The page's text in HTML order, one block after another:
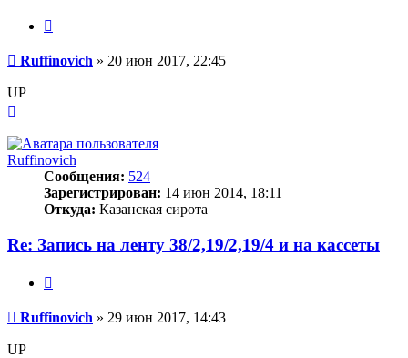
Сообщение
Ruffinovich » 20 июн 2017, 22:45
UP
началу
Ruffinovich
Сообщения: 524
Зарегистрирован: 14 июн 2014, 18:11
Откуда: Казанская сирота
Re: Запись на ленту 38/2,19/2,19/4 и на кассеты
Сообщение
Ruffinovich » 29 июн 2017, 14:43
UP